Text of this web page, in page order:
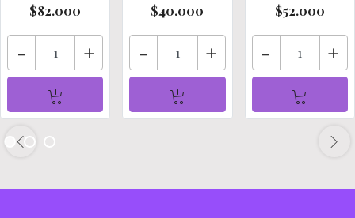
$82.000
- +
$40.000
- +
$52.000
- +